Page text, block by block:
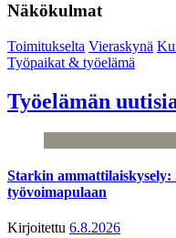
Näkökulmat
Toimitukselta Vieraskynä
Työpaikat & työelämä
Työelämän
Starkin ammattilaiskysely:
työvoimapulaan
Kirjoitettu 6.8.2026